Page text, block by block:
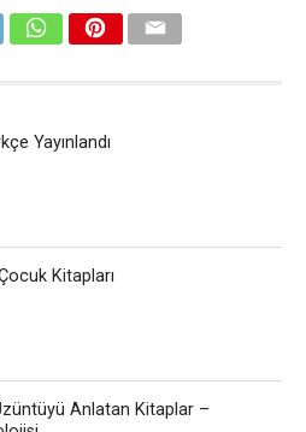
Yayınlandı
Kitapları
Anlatan Kitaplar –